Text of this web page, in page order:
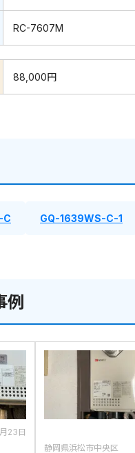
RC-7607M
88,000円
C GQ-1639WS-C-1
例
23日
静岡県浜松市中央区